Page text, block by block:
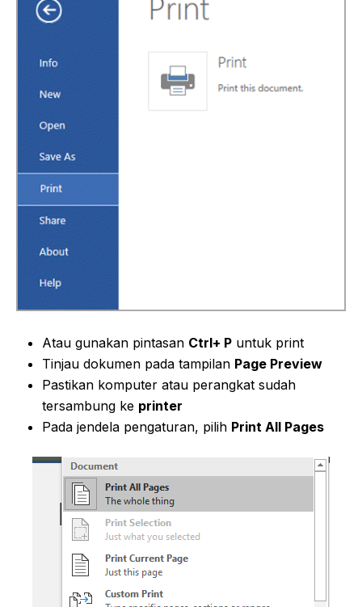
Atau gunakan pintasan Ctrl+ P untuk print
Tinjau dokumen pada tampilan Page Preview
Pastikan komputer atau perangkat sudah
tersambung ke printer
Pada jendela pengaturan, pilih Print All Pages